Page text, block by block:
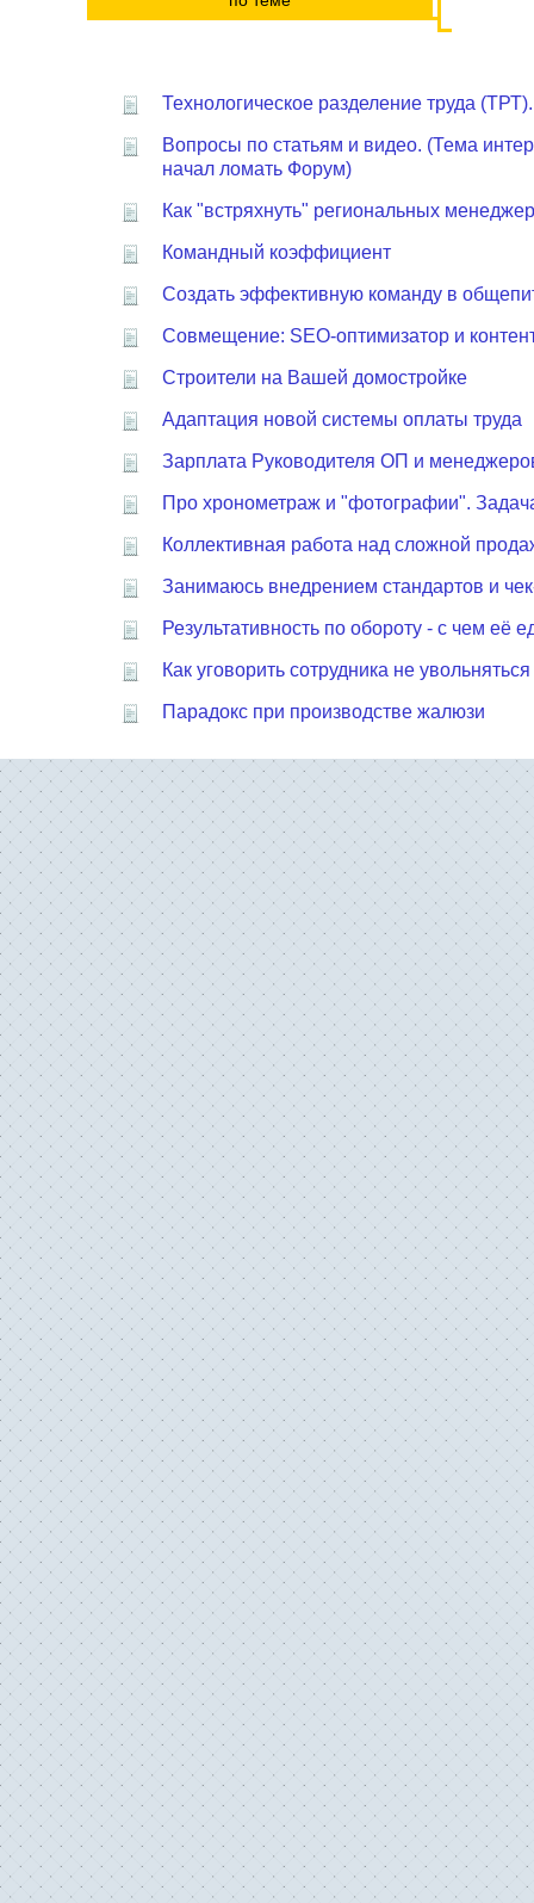
Технологическое разделение труда
Вопросы по статьям и видео. (Тема
начал ломать Форум)
Как "встряхнуть" региональных
Командный коэффициент
Создать эффективную команду в
Совмещение: SEO-оптимизатор и
Строители на Вашей домостройке
Адаптация новой системы оплаты труда
Зарплата Руководителя ОП и
Про хронометраж и "фотографии".
Коллективная работа над сложной
Занимаюсь внедрением стандартов и
Результативность по обороту - с чем её
Как уговорить сотрудника не увольняться
Парадокс при производстве жалюзи